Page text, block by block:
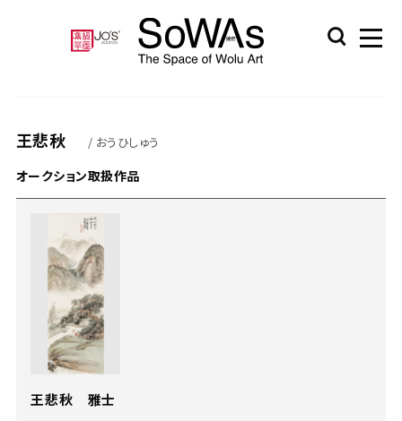
王悲秋 / おうひしゅう
オークション取扱作品
王悲秋 雅士